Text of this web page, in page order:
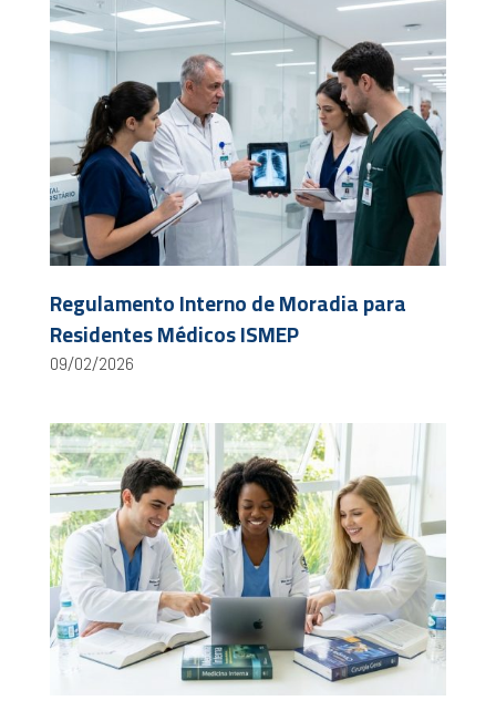
Regulamento Interno de Moradia para
Residentes Médicos ISMEP
09/02/2026